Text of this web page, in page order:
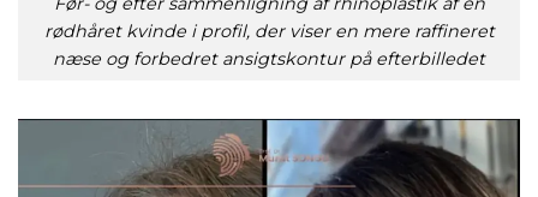
rødhåret kvinde i profil, der viser en mere raffineret
næse og forbedret ansigtskontur på efterbilledet